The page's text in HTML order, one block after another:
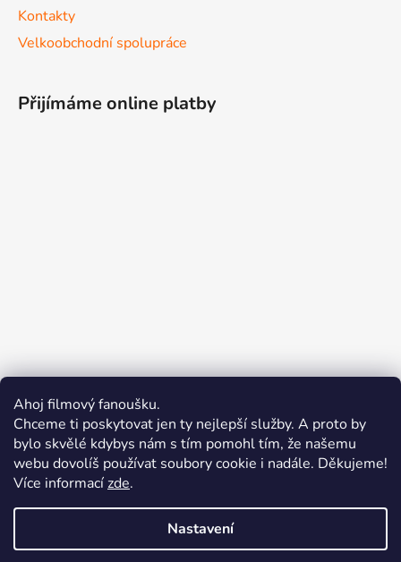
Ahoj filmový fanoušku.
Chceme ti poskytovat jen ty nejlepší služby. A proto by
bylo skvělé kdybys nám s tím pomohl tím, že našemu
webu dovolíš používat soubory cookie i nadále. Děkujeme!
Více informacízde.
Nastavení
Kontakty
Velkoobchodní spolupráce
Přijímáme online platby
Merchion | Pořiďte si vlastní merch
Midnight Gear | Ride the night, wear the soul